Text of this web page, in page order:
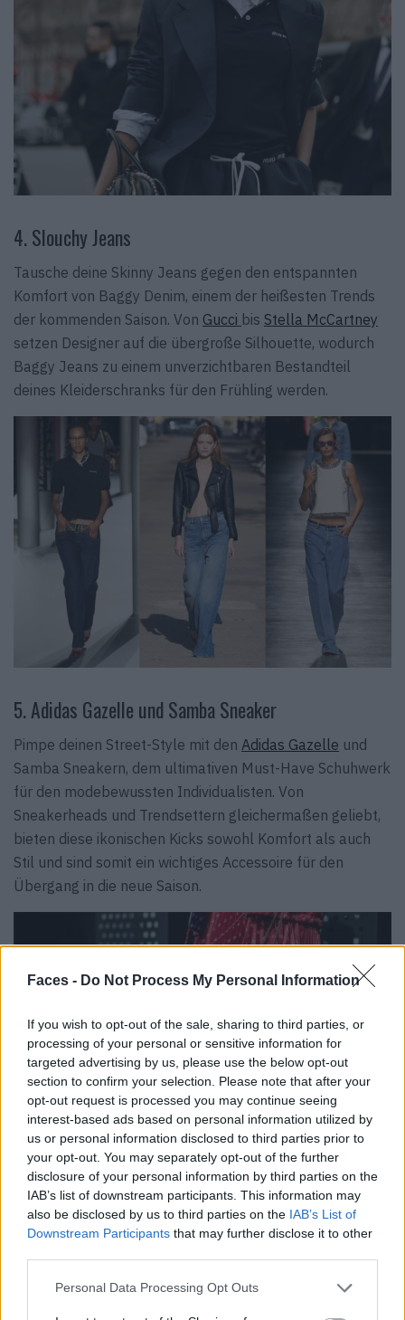
Faces - Do Not Process My Personal Information
If you wish to opt-out of the sale, sharing to third parties, or
processing of your personal or sensitive information for
targeted advertising by us, please use the below opt-out
section to confirm your selection. Please note that after your
opt-out request is processed you may continue seeing
interest-based ads based on personal information utilized by
us or personal information disclosed to third parties prior to
your opt-out. You may separately opt-out of the further
disclosure of your personal information by third parties on the
IAB’s list of downstream participants. This information may
also be disclosed by us to third parties on the IAB’s List of
Downstream Participants that may further disclose it to other
Personal Data Processing Opt Outs
4. Slouchy Jeans
Tausche deine Skinny Jeans gegen den entspannten
Komfort von Baggy Denim, einem der heißesten Trends
der kommenden Saison. Von Gucci bis Stella McCartney
setzen Designer auf die übergroße Silhouette, wodurch
Baggy Jeans zu einem unverzichtbaren Bestandteil
deines Kleiderschranks für den Frühling werden.
5. Adidas Gazelle und Samba Sneaker
Pimpe deinen Street-Style mit den Adidas Gazelle und
Samba Sneakern, dem ultimativen Must-Have Schuhwerk
für den modebewussten Individualisten. Von
Sneakerheads und Trendsettern gleichermaßen geliebt,
bieten diese ikonischen Kicks sowohl Komfort als auch
Stil und sind somit ein wichtiges Accessoire für den
Übergang in die neue Saison.
6. Gucci Jackie Notte Mini Tasche:
Runde deinen Look mit derGucci Jackie Notte Mini Bag
sattem Burgunder ab, einer überraschenden, aber
trendigen Wahl für den Frühling. Dieses auffällige